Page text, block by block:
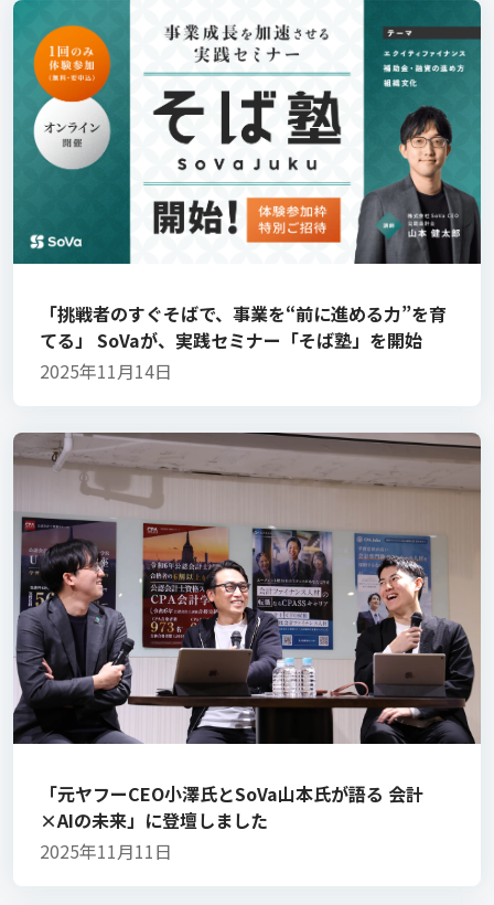
「挑戦者のすぐそばで、事業を“前に進める力”を育
てる」 SoVaが、実践セミナー「そば塾」を開始
2025年11月14日
「元ヤフーCEO小澤氏とSoVa山本氏が語る 会計
×AIの未来」に登壇しました
2025年11月11日